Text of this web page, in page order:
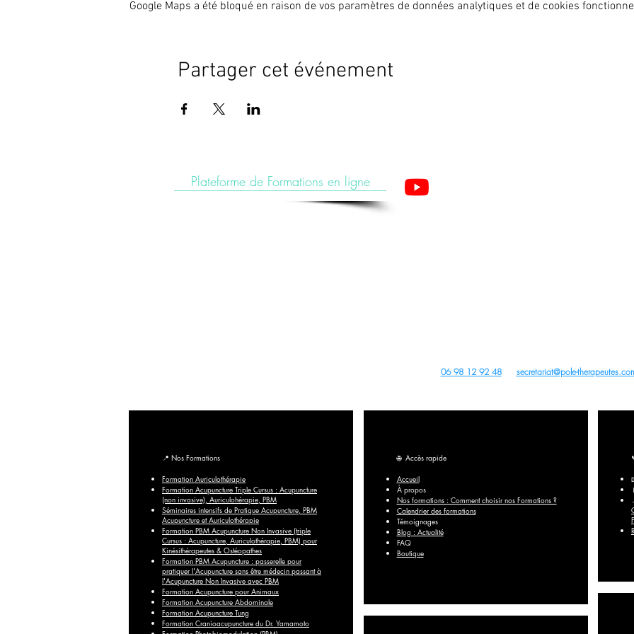
Google Maps a été bloqué en raison de vos paramètres de données analytiques et de cookies
Partager cet événement
Plateforme de Formations en ligne
06 98 12 92 48ou secretariat@pole-
📍 Nos Formations
Formation Auriculothérapie
Formation Acupuncture Triple Cursus : Acupuncture
(non invasive), Auriculohérapie, PBM
Séminaires intensifs de Pratique Acupuncture, PBM
Acupuncture et Auriculothérapie
Formation PBM Acupuncture Non Invasive (triple
Cursus : Acupuncture, Auriculothérapie, PBM) pour
Kinésithérapeutes & Ostéopathes
Formation PBM Acupuncture : passerelle pour
pratiquer l'Acupuncture sans être médecin passant à
l'Acupuncture Non Invasive avec PBM
Formation Acupuncture pour Animaux
Formation Acupuncture Abdominale
Formation Acupuncture Tung
Formation Cranioacupuncture du Dr. Yamamoto
🌐 Accès rapide
Accueil
À propos
Nos formations : Comment choisir nos Formations ?
Calendrier des formations
Témoignages
Blog : Actualité
FAQ​
Boutique